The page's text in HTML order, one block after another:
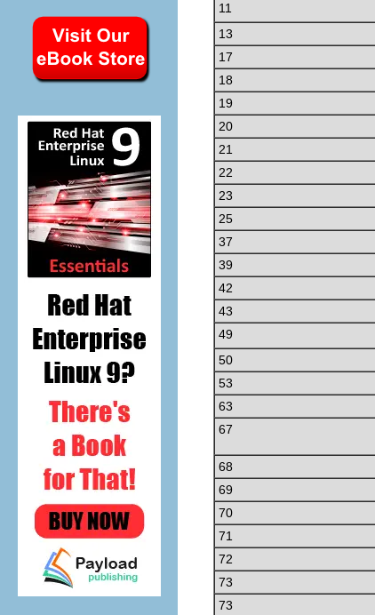
11
13
17
18
19
20
21
22
23
25
37
39
42
43
49
50
53
63
67
68
69
70
71
72
73
73